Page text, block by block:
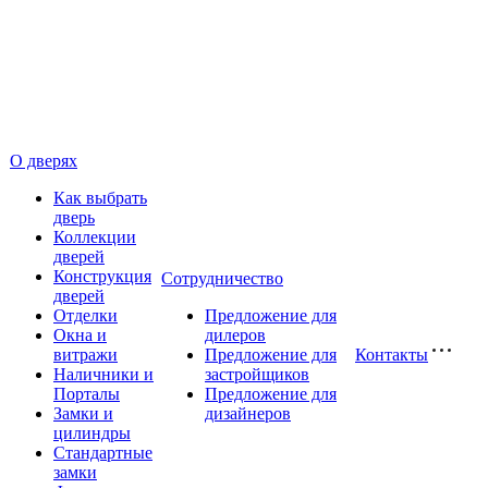
О дверях
Как выбрать
дверь
Коллекции
дверей
Конструкция
дверей
Отделки
Окна и
витражи
Наличники и
Порталы
Замки и
цилиндры
Стандартные
замки
Сотрудничество
Предложение для
дилеров
Предложение для
застройщиков
Предложение для
дизайнеров
Контакты